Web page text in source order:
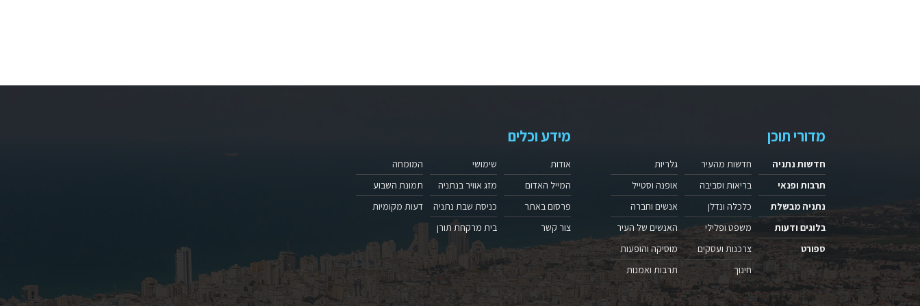
מדורי תוכן
חדשות נתניה
תרבות ופנאי
נתניה מבשלת
בלוגים ודעות
ספורט
חדשות מהעיר
בריאות וסביבה
כלכלה ונדלן
משפט ופלילי
צרכנות ועסקים
חינוך
גלריות
אופנה וסטייל
אנשים וחברה
האנשים של העיר
מוסיקה והופעות
תרבות ואמנות
מידע וכלים
אודות
המייל האדום
פרסום באתר
צור קשר
שימושי
מזג אוויר בנתניה
כניסת שבת נתניה
בית מרקחת תורן
המומחה
תמונת השבוע
דעות מקומיות